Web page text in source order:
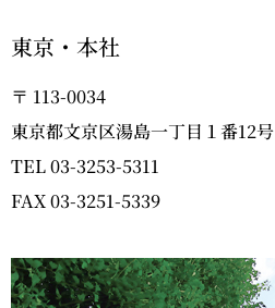
東京・本社
〒 113-0034
東京都文京区湯島一丁目１番12号
TEL 03-3253-5311
FAX 03-3251-5339